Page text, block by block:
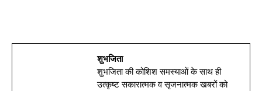
शुभजिता
शुभजिता की कोशिश समस्याओं के साथ ही
उत्कृष्ट सकारात्मक व सृजनात्मक खबरों को